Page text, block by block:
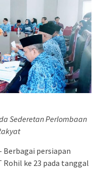
Sederetan Perlombaan
Berbagai persiapan
ke 23 pada tanggal